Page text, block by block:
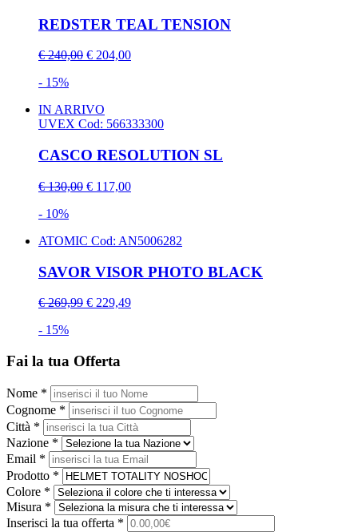
REDSTER TEAL TENSION
€ 240,00 € 204,00
- 15%
IN ARRIVO
UVEX Cod: 566333300
CASCO RESOLUTION SL
€ 130,00 € 117,00
- 10%
ATOMIC Cod: AN5006282
SAVOR VISOR PHOTO BLACK
€ 269,99 € 229,49
- 15%
Fai la tua Offerta
Nome *
Cognome *
Città *
Nazione *
Email *
Prodotto *
Colore *
Misura *
Inserisci la tua offerta *